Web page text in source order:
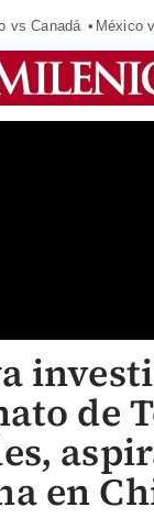
vs Canadá México
de
en